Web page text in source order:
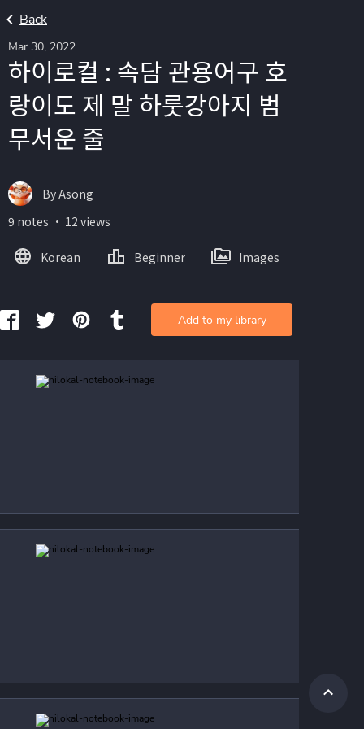
Back
Mar 30, 2022
하이로컬 : 속담 관용어구 호
랑이도 제 말 하룻강아지 범
무서운 줄
By Asong
9 notes ・ 12 views
Korean Beginner Images
Add to my library